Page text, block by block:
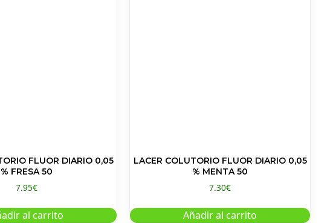
FLUOR DIARIO 0,05
% FRESA 50
7.95€
al carrito
LACER COLUTORIO FLUOR DIARIO 0,05
% MENTA 50
7.30€
Añadir al carrito